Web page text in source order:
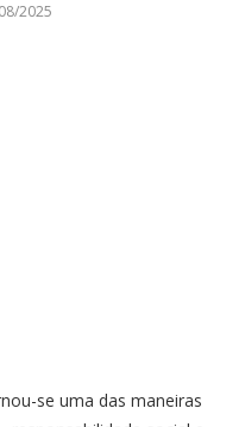
2025
se uma das maneiras